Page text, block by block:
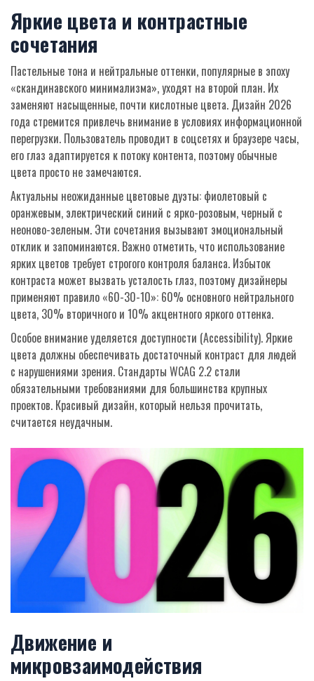
Яркие цвета и контрастные
сочетания
Пастельные тона и нейтральные оттенки, популярные в эпоху
«скандинавского минимализма», уходят на второй план. Их
заменяют насыщенные, почти кислотные цвета. Дизайн 2026
года стремится привлечь внимание в условиях информационной
перегрузки. Пользователь проводит в соцсетях и браузере часы,
его глаз адаптируется к потоку контента, поэтому обычные
цвета просто не замечаются.
Актуальны неожиданные цветовые дуэты: фиолетовый с
оранжевым, электрический синий с ярко-розовым, черный с
неоново-зеленым. Эти сочетания вызывают эмоциональный
отклик и запоминаются. Важно отметить, что использование
ярких цветов требует строгого контроля баланса. Избыток
контраста может вызвать усталость глаз, поэтому дизайнеры
применяют правило «60-30-10»: 60% основного нейтрального
цвета, 30% вторичного и 10% акцентного яркого оттенка.
Особое внимание уделяется доступности (Accessibility). Яркие
цвета должны обеспечивать достаточный контраст для людей
с нарушениями зрения. Стандарты WCAG 2.2 стали
обязательными требованиями для большинства крупных
проектов. Красивый дизайн, который нельзя прочитать,
считается неудачным.
Движение и
микровзаимодействия